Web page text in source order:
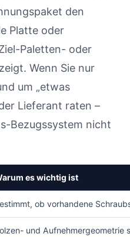
den
Platte oder
Paletten- oder
Wenn Sie nur
um „etwas
Lieferant raten –
Bezugssystem nicht
es wichtig ist
ob vorhandene
und Aufnehmergeometrie